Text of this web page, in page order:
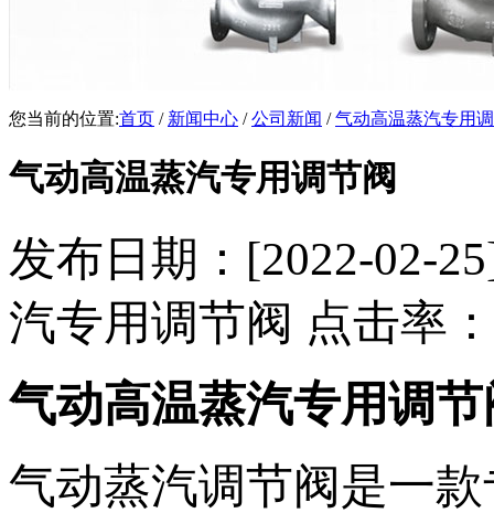
您当前的位置:首页 / 新闻中心 /公司新闻 /气动高温蒸汽专用
气动高温蒸汽专用调节阀
发布日期：[2022-02-
汽专用调节阀 点击率：
气动高温蒸汽专用调节
气动蒸汽调节阀是一